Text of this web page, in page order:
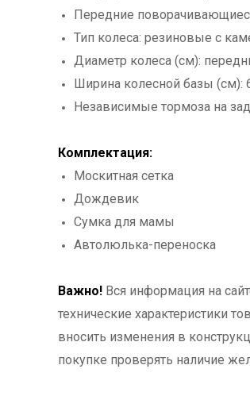
Передние
Тип колеса: резиновые с
Диаметр колеса (см):
Ширина колесной базы (см):
Независимые тормоза на
Комплектация:
Москитная сетка
Дождевик
Сумка для мамы
Автолюлька-переноска
Важно!Вся информация на
технические характеристики
вносить изменения в
покупке проверять наличие